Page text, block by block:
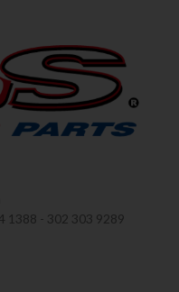
1388 - 302 303 9289